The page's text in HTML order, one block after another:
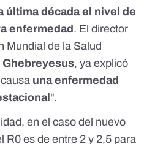
última década el nivel de
enfermedad. El director
Mundial de la Salud
, ya explicó
una enfermedad
".
en el caso del nuevo
R0 es de entre 2 y 2,5 para